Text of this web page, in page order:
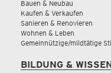
Bauen & Neubau
Kaufen & Verkaufen
Sanieren & Renovieren
Wohnen & Leben
Gemeinnützige/mildtätige
BILDUNG &